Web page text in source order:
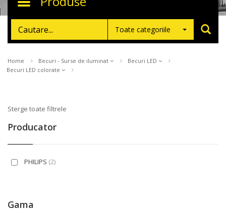
Toate categoriile
Home Becuri - Surse de iluminat
Becuri LED
Becuri LED colorate
Sterge toate filtrele
Producator
PHILIPS (2)
Gama